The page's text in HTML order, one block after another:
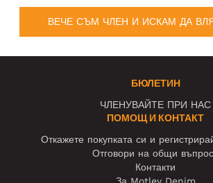
ВЕЧЕ СЪМ ЧЛЕН И ИСКАМ ДА
БЮЛЕТИН
ЧЛЕНУВАЙТЕ ПРИ НАС
ПОМОЩ И КОНТАКТ
Откажете покупката си и
Отговори на общи
Контакти